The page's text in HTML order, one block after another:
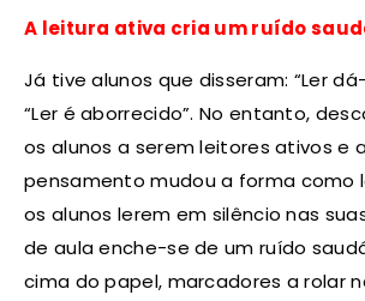
A leitura ativa cria um ruído
Já tive alunos que disseram: “Ler
“Ler é aborrecido”. No entanto,
os alunos a serem leitores ativos e
pensamento mudou a forma como
os alunos lerem em silêncio nas
de aula enche-se de um ruído
cima do papel, marcadores a rolar